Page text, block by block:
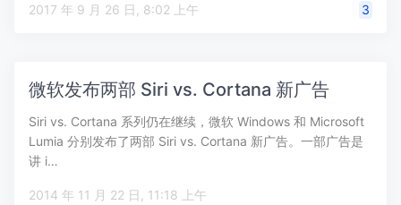
2017 年 9 月 26 日, 8:02 上午 3
微软发布两部 Siri vs. Cortana 新广告
Siri vs. Cortana 系列仍在继续，微软 Windows 和 Microsoft
Lumia 分别发布了两部 Siri vs. Cortana 新广告。一部广告是
讲 i…
2014 年 11 月 22 日, 11:18 上午